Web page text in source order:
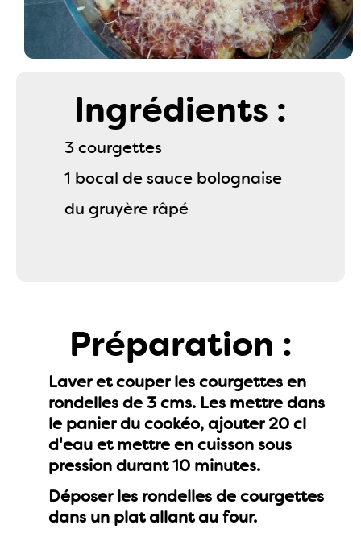
Ingrédients :
3 courgettes
1 bocal de sauce bolognaise
du gruyère râpé
Préparation :
Laver et couper les courgettes en
rondelles de 3 cms. Les mettre dans
le panier du cookéo, ajouter 20 cl
d'eau et mettre en cuisson sous
pression durant 10 minutes.
Déposer les rondelles de courgettes
dans un plat allant au four.